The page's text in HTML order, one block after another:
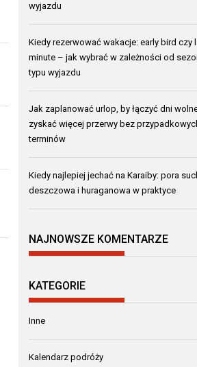
wyjazdu
Kiedy rezerwować wakacje: early bird czy
minute – jak wybrać w zależności od
typu wyjazdu
Jak zaplanować urlop, by łączyć dni
zyskać więcej przerwy bez
terminów
Kiedy najlepiej jechać na Karaiby: pora
deszczowa i huraganowa w praktyce
NAJNOWSZE KOMENTARZE
KATEGORIE
Inne
Kalendarz podróży